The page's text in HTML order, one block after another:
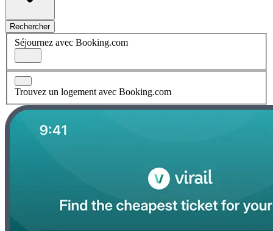
Rechercher
Séjournez avec Booking.com
Trouvez un logement avec Booking.com